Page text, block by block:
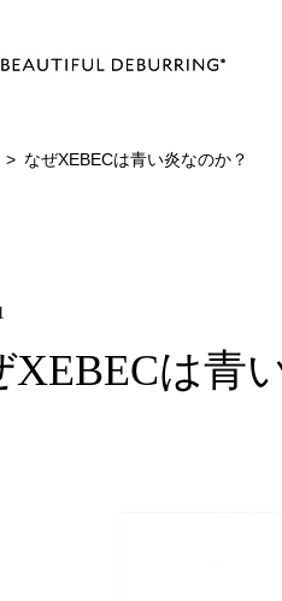
なぜXEBECは青い炎なのか？
XEBECは青